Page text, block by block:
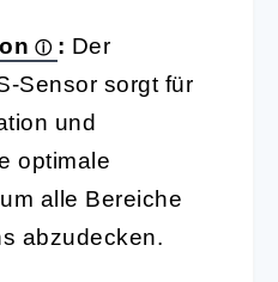
: Der
Sensor sorgt für
und
optimale
alle Bereiche
abzudecken.